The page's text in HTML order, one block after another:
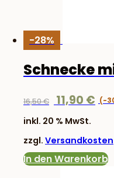
-28%
Schnecke
16,50€
war:
16,50 €
11,90 €
inkl. 20 % MwSt.
zzgl. Versandkosten
In den Warenkorb